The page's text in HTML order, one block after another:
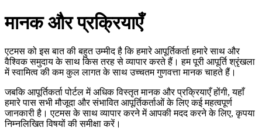
मानक और प्रक्रियाएँ
एटमस को इस बात की बहुत उम्मीद है कि हमारे आपूर्तिकर्ता हमारे साथ और
वैश्विक समुदाय के साथ किस तरह से व्यापार करते हैं। हम पूरी आपूर्ति श्रृंखला
में स्वामित्व की कम कुल लागत के साथ उच्चतम गुणवत्ता मानक चाहते हैं।
जबकि आपूर्तिकर्ता पोर्टल में अधिक विस्तृत मानक और प्रक्रियाएँ होंगी,यहाँ
हमारे पास सभी मौजूदा और संभावित आपूर्तिकर्ताओं के लिए कई महत्वपूर्ण
जानकारी है। एटमस के साथ व्यापार करने में आपकी मदद करने के लिए,कृपया
निम्नलिखित विषयों की समीक्षा करें।